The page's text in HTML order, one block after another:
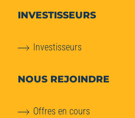
INVESTISSEURS
Investisseurs
NOUS REJOINDRE
Offres en cours